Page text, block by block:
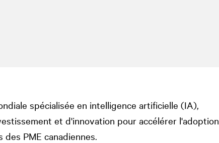
spécialisée en intelligence artificielle (IA),
et d'innovation pour accélérer l'adoption
PME canadiennes.